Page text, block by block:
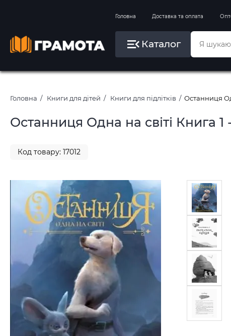
Головна Доставка та оплата
Каталог
Вправи на зимові канікули
Літо, пляж, плавання, басейни
Картини за номерами
Головна Книги для дітей Книги для підлітків Останниця
Останниця Одна на світі Книга
Код товару: 17012